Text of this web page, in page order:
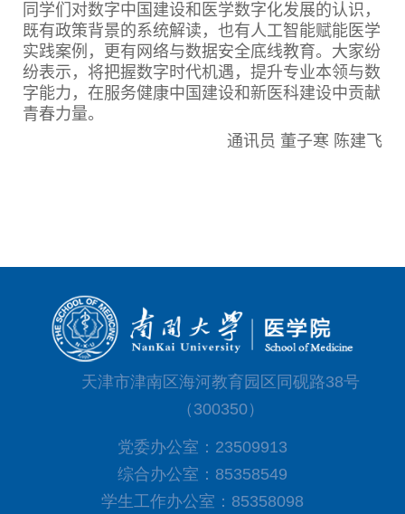
同学们对数字中国建设和医学数字化发展的认识，
既有政策背景的系统解读，也有人工智能赋能医学
实践案例，更有网络与数据安全底线教育。大家纷
纷表示，将把握数字时代机遇，提升专业本领与数
字能力，在服务健康中国建设和新医科建设中贡献
青春力量。
通讯员 董子寒 陈建飞
天津市津南区海河教育园区同砚路38号
（300350）
党委办公室：23509913
综合办公室：85358549
学生工作办公室：85358098